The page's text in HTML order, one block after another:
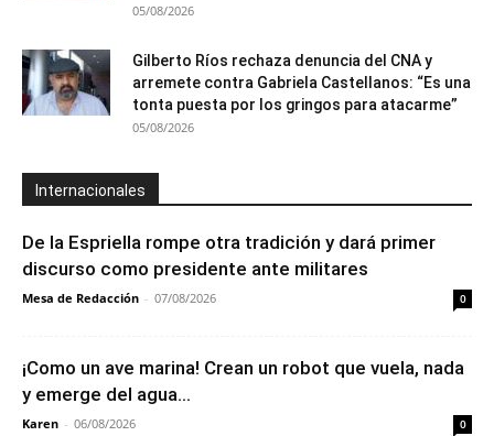
05/08/2026
Gilberto Ríos rechaza denuncia del CNA y
arremete contra Gabriela Castellanos: “Es una
tonta puesta por los gringos para atacarme”
05/08/2026
Internacionales
De la Espriella rompe otra tradición y dará primer
discurso como presidente ante militares
Mesa de Redacción - 07/08/2026 0
¡Como un ave marina! Crean un robot que vuela, nada
y emerge del agua...
Karen - 06/08/2026 0